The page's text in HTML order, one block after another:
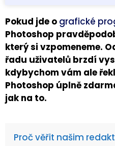
Pokud jde o grafické
Photoshop
který si vzpomeneme.
řadu uživatelů brzdí
kdybychom vám ale
Photoshop úplně
jak na to.
Proč věřit našim